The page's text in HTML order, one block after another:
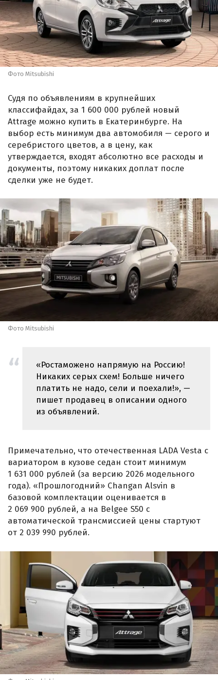
Фото Mitsubishi
Судя по объявлениям в крупнейших
классифайдах, за 1 600 000 рублей новый
Attrage можно купить в Екатеринбурге. На
выбор есть минимум два автомобиля — серого и
серебристого цветов, а в цену, как
утверждается, входят абсолютно все расходы и
документы, поэтому никаких доплат после
сделки уже не будет.
Фото Mitsubishi
«Ростаможено напрямую на Россию!
Никаких серых схем! Больше ничего
платить не надо, сели и поехали!», —
пишет продавец в описании одного
из объявлений.
Примечательно, что отечественная LADA Vesta с
вариатором в кузове седан стоит минимум
1 631 000 рублей (за версию 2026 модельного
года). «Прошлогодний» Changan Alsvin в
базовой комплектации оценивается в
2 069 900 рублей, а на Belgee S50 с
автоматической трансмиссией цены стартуют
от 2 039 990 рублей.